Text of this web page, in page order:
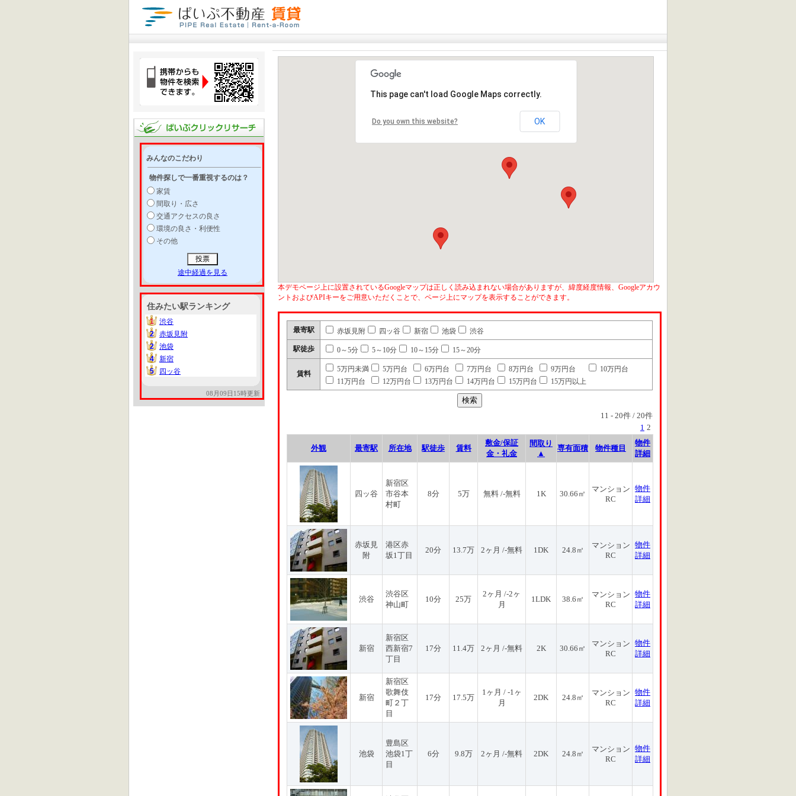
みんなのこだわり
物件探しで一番重視するのは？
家賃
間取り・広さ
交通アクセスの良さ
環境の良さ・利便性
その他
途中経過を見る
住みたい駅ランキング
1
1
渋谷
2
2
赤坂見附
2
2
池袋
4
4
新宿
5
5 四ッ谷
08月09日15時更新
This page can't load Google Maps correctly.
Do you own this website? OK
本デモページ上に設置されているGoogleマップは正しく読み込まれない場合がありますが、緯度経度情報、Googleアカウ
ントおよびAPIキーをご用意いただくことで、ページ上にマップを表示することができます。
最寄駅 赤坂見附 四ッ谷 新宿 池袋 渋谷
駅徒歩 0～5分 5～10分 10～15分 15～20分
賃料
5万円未満 5万円台 6万円台 7万円台 8万円台 9万円台
10万円台
11万円台
12万円台 13万円台 14万円台 15万円台 15万円以上
11 - 20件 / 20件
1 2
外観 最寄駅 所在地 駅徒歩 賃料
敷金/保証
金・礼金
間取り
▲
専有面積 物件種目
物件
詳細
四ッ谷
新宿区
市谷本
村町
8分 5万 無料 /-無料 1K 30.66㎡
マンション
RC
物件
詳細
赤坂見
附
港区赤
坂1丁目
20分 13.7万 2ヶ月 /-無料 1DK 24.8㎡
マンション
RC
物件
詳細
渋谷
渋谷区
神山町
10分 25万
2ヶ月 /-2ヶ
月
1LDK 38.6㎡
マンション
RC
物件
詳細
新宿
新宿区
西新宿7
丁目
17分 11.4万 2ヶ月 /-無料 2K 30.66㎡
マンション
RC
物件
詳細
新宿
新宿区
歌舞伎
町２丁
目
17分 17.5万
1ヶ月 / -1ヶ
月
2DK 24.8㎡
マンション
RC
物件
詳細
池袋
豊島区
池袋1丁
目
6分 9.8万 2ヶ月 /-無料 2DK 24.8㎡
マンション
RC
物件
詳細